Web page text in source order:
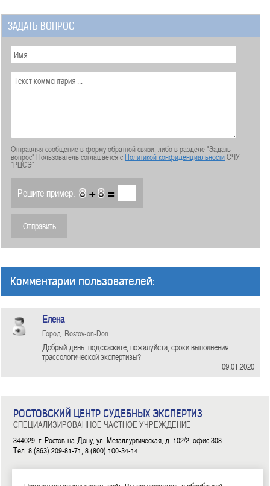
ЗАДАТЬ ВОПРОС
Отправляя сообщение в форму обратной связи, либо в разделе "Задать
вопрос" Пользователь соглашается сПолитикой конфиденциальностиСЧУ
"РЦСЭ"
Решите пример: + =
Комментарии пользователей:
Елена
Город: Rostov-on-Don
Добрый день. подскажите, пожалуйста, сроки выполнения
трассологической экспертизы?
09.01.2020
РОСТОВСКИЙ ЦЕНТР СУДЕБНЫХ ЭКСПЕРТИЗ
СПЕЦИАЛИЗИРОВАННОЕ ЧАСТНОЕ УЧРЕЖДЕНИЕ
344029, г. Ростов-на-Дону, ул. Металлургическая, д. 102/2, офис 308
Тел: 8 (863) 209-81-71, 8 (800) 100-34-14
| | | | |